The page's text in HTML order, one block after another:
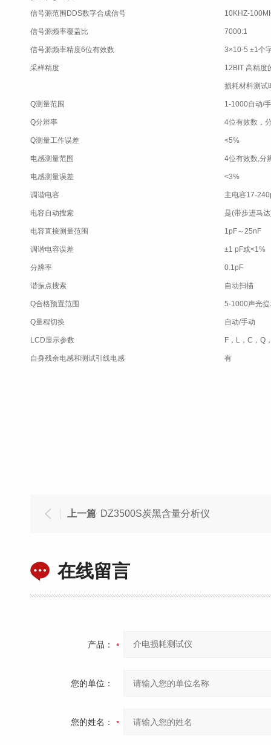
信号源范围DDS数字合成信号 10KHZ-
信号源频率覆盖比 7000:1
信号源频率精度6位有效数 3×10-5 ±1个
采样精度 12BIT 高精度
损耗材料测试
Q测量范围 1-1000自动/
Q分辨率 4位有效数，
Q测量工作误差 <5%
电感测量范围 4位有效数,分
电感测量误差 <3%
调谐电容 主电容17-
电容自动搜索 是(带步进马
电容直接测量范围 1pF～25nF
调谐电容误差 ±1 pF或<1%
分辨率 0.1pF
谐振点搜索 自动扫描
Q合格预置范围 5-1000声光提
Q量程切换 自动/手动
LCD显示参数 F，L，C，Q
自身残余电感和测试引线电感 有
上一篇 DZ3500S炭黑含量分析仪
在线留言
产品：
您的单位：
您的姓名：